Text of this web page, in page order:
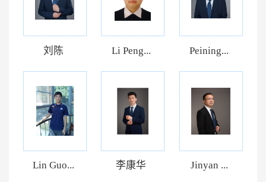
刘陈 Li Peng... Peining...
Lin Guo... 李康华 Jinyan ...